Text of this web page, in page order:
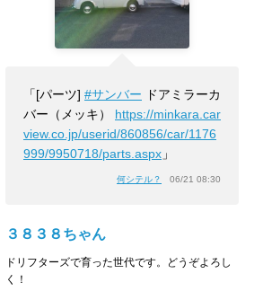
「[パーツ] #サンバー ドアミラーカ
バー（メッキ） https://minkara.car
view.co.jp/userid/860856/car/1176
999/9950718/parts.aspx 」
何シテル？ 06/21 08:30
３８３８ちゃん
ドリフターズで育った世代です。どうぞよろし
く！